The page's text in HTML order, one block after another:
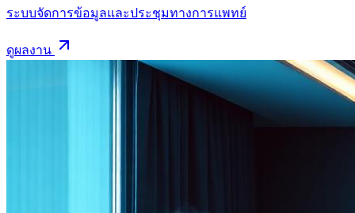
ระบบจัดการข้อมูลและประชุมทางการแพทย์
ดูผลงาน